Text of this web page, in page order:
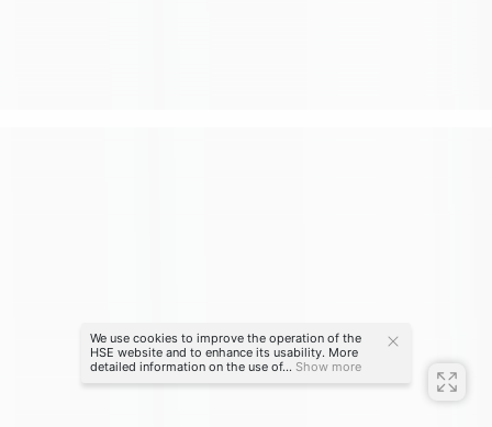
We use cookies to improve the operation of the
HSE website and to enhance its usability. More
detailed information on the use of... Show more